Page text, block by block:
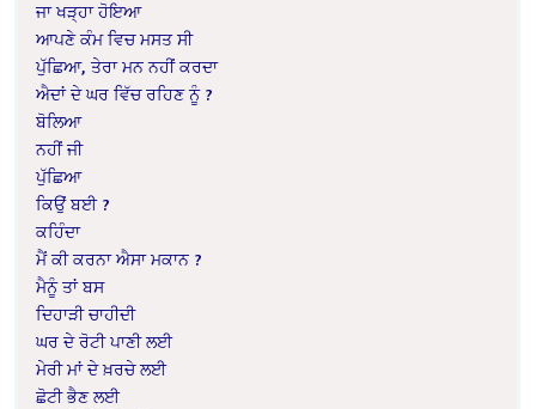
ਜਾ ਖੜ੍ਹਾ ਹੋਇਆ
ਆਪਣੇ ਕੰਮ ਵਿਚ ਮਸਤ ਸੀ
ਪੁੱਛਿਆ, ਤੇਰਾ ਮਨ ਨਹੀਂ ਕਰਦਾ
ਐਦਾਂ ਦੇ ਘਰ ਵਿੱਚ ਰਹਿਣ ਨੂੰ ?
ਬੋਲਿਆ
ਨਹੀਂ ਜੀ
ਪੁੱਛਿਆ
ਕਿਉਂ ਬਈ ?
ਕਹਿੰਦਾ
ਮੈਂ ਕੀ ਕਰਨਾ ਐਸਾ ਮਕਾਨ ?
ਮੈਨੂੰ ਤਾਂ ਬਸ
ਦਿਹਾੜੀ ਚਾਹੀਦੀ
ਘਰ ਦੇ ਰੋਟੀ ਪਾਣੀ ਲਈ
ਮੇਰੀ ਮਾਂ ਦੇ ਖ਼ਰਚੇ ਲਈ
ਛੋਟੀ ਭੈਣ ਲਈ